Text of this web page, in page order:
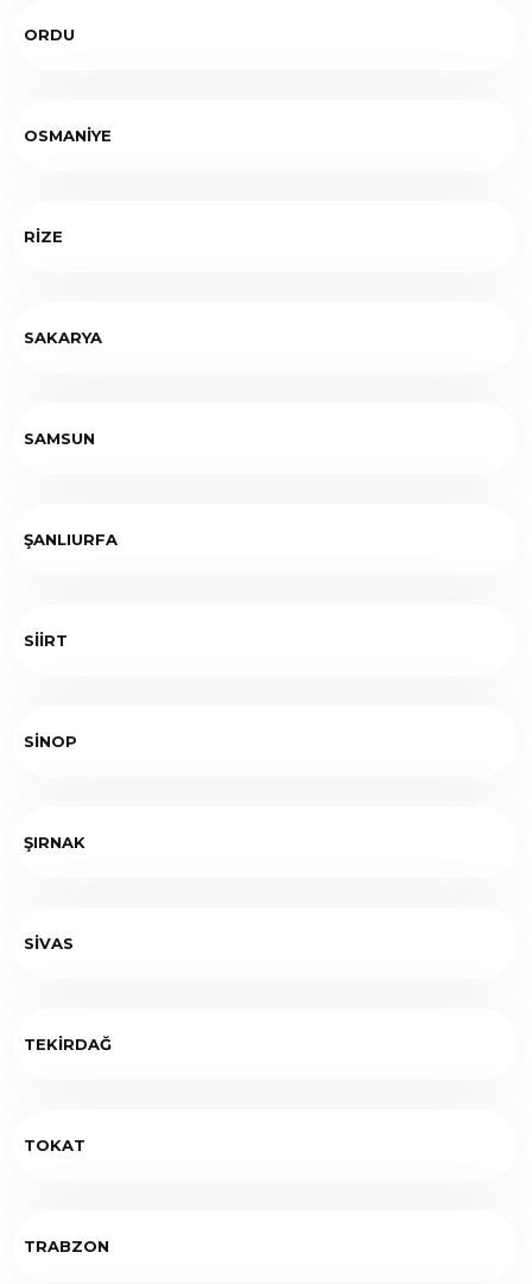
ORDU
OSMANİYE
RİZE
SAKARYA
SAMSUN
ŞANLIURFA
SİİRT
SİNOP
ŞIRNAK
SİVAS
TEKİRDAĞ
TOKAT
TRABZON